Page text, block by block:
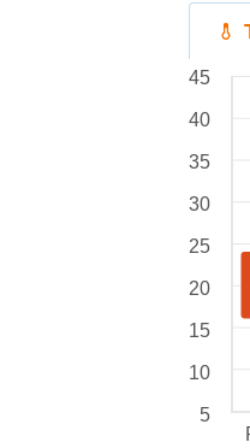
45
40
35
30
25
20
15
10
5